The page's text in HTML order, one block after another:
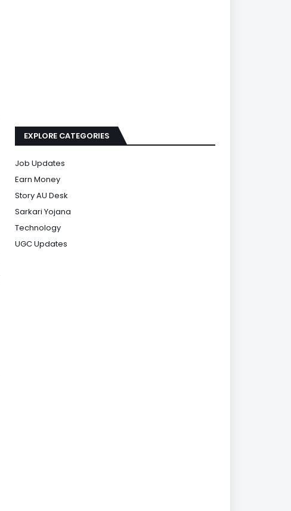
EXPLORE CATEGORIES
Job Updates
Earn Money
Story AU Desk
Sarkari Yojana
Technology
UGC Updates